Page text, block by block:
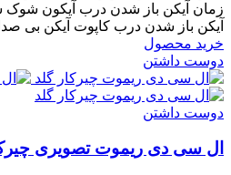
زمان آیکن باز شدن درب آیکون شوک
آیکن باز شدن درب کاپوت آیکن بی
خرید محصول
دوست داشتن
دوست داشتن
ال سی دی ریموت تصویری